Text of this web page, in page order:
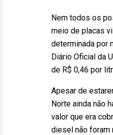
Nem todos os
meio de placas
determinada por
Diário Oficial da
de R$ 0,46 por
Apesar de
Norte ainda não
valor que era
diesel não foram